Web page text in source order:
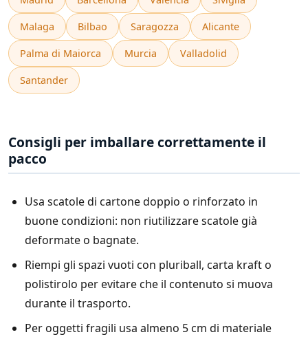
Malaga Bilbao Saragozza Alicante
Palma di Maiorca Murcia Valladolid
Santander
Consigli per imballare correttamente il
pacco
Usa scatole di cartone doppio o rinforzato in
buone condizioni: non riutilizzare scatole già
deformate o bagnate.
Riempi gli spazi vuoti con pluriball, carta kraft o
polistirolo per evitare che il contenuto si muova
durante il trasporto.
Per oggetti fragili usa almeno 5 cm di materiale